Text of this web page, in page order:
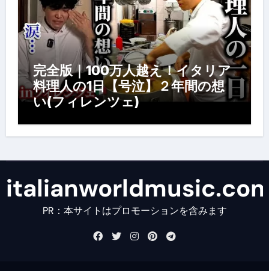
完全版｜100万人越え！イタリア
料理人の1日【号泣】２年間の想
い(フィレンツェ)
PR：本サイトはプロモーションを含みます